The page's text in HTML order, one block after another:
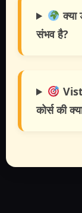
क्या
संभव है?
कोर्स की